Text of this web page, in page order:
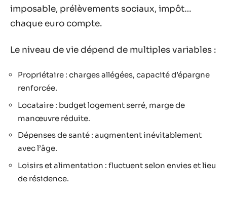
imposable, prélèvements sociaux, impôt…
chaque euro compte.
Le niveau de vie dépend de multiples variables :
Propriétaire : charges allégées, capacité d’épargne
renforcée.
Locataire : budget logement serré, marge de
manœuvre réduite.
Dépenses de santé : augmentent inévitablement
avec l’âge.
Loisirs et alimentation : fluctuent selon envies et lieu
de résidence.